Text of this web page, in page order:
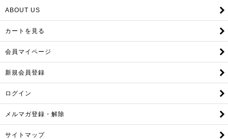
ABOUT US
カートを見る
会員マイページ
新規会員登録
ログイン
メルマガ登録・解除
サイトマップ